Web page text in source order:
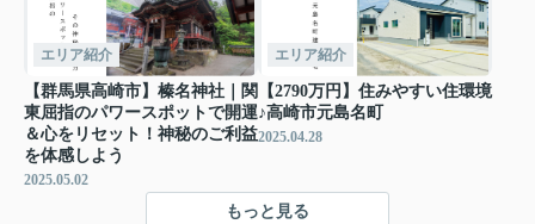
エリア紹介
【群馬県高崎市】榛名神社｜関
東屈指のパワースポットで開運
＆心をリセット！神秘のご利益
を体感しよう
2025.05.02
エリア紹介
【2790万円】住みやすい住環境
♪高崎市元島名町
2025.04.28
もっと見る